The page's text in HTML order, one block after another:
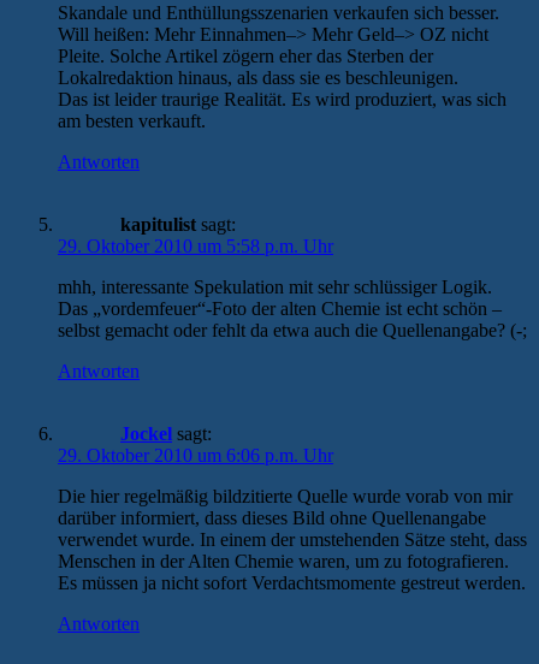
Skandale und Enthüllungsszenarien verkaufen sich besser.
Will heißen: Mehr Einnahmen–> Mehr Geld–> OZ nicht
Pleite. Solche Artikel zögern eher das Sterben der
Lokalredaktion hinaus, als dass sie es beschleunigen.
Das ist leider traurige Realität. Es wird produziert, was sich
am besten verkauft.
Antworten
kapitulist sagt:
29. Oktober 2010 um 5:58 p.m. Uhr
mhh, interessante Spekulation mit sehr schlüssiger Logik.
Das „vordemfeuer“-Foto der alten Chemie ist echt schön –
selbst gemacht oder fehlt da etwa auch die Quellenangabe? (-;
Antworten
Jockel sagt:
29. Oktober 2010 um 6:06 p.m. Uhr
Die hier regelmäßig bildzitierte Quelle wurde vorab von mir
darüber informiert, dass dieses Bild ohne Quellenangabe
verwendet wurde. In einem der umstehenden Sätze steht, dass
Menschen in der Alten Chemie waren, um zu fotografieren.
Es müssen ja nicht sofort Verdachtsmomente gestreut werden.
Antworten